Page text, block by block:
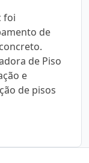
foi
de
de Piso
e
de pisos